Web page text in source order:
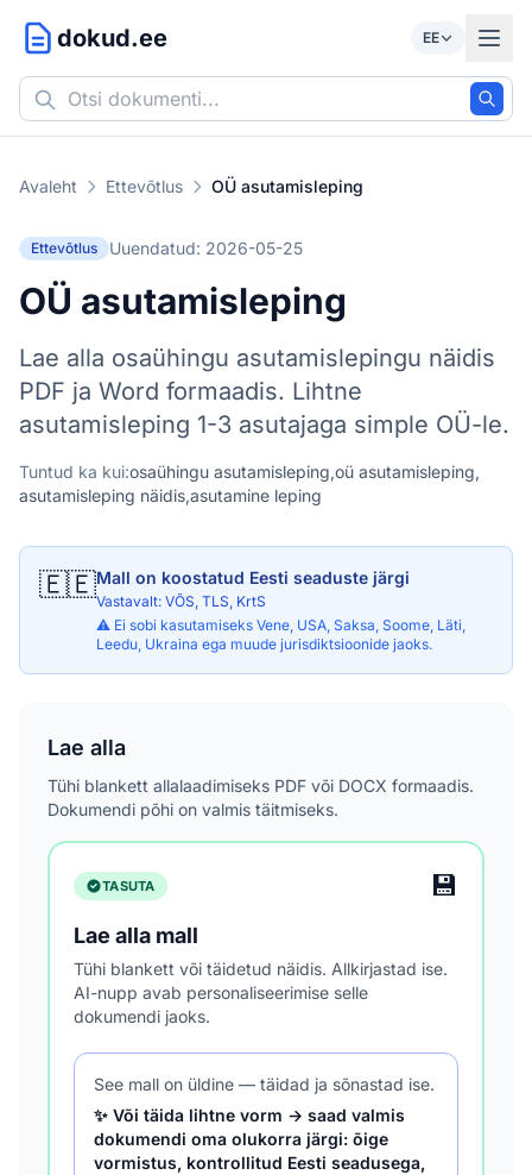
dokud.ee EE
Avaleht Ettevõtlus OÜ asutamisleping
Ettevõtlus Uuendatud: 2026-05-25
OÜ asutamisleping
Lae alla osaühingu asutamislepingu näidis
PDF ja Word formaadis. Lihtne
asutamisleping 1-3 asutajaga simple OÜ-le.
Tuntud ka kui:osaühingu asutamisleping,oü asutamisleping,
asutamisleping näidis,asutamine leping
🇪🇪Mall on koostatud Eesti seaduste järgi
Vastavalt: VÕS, TLS, KrtS
⚠️ Ei sobi kasutamiseks Vene, USA, Saksa, Soome, Läti,
Leedu, Ukraina ega muude jurisdiktsioonide jaoks.
Lae alla
Tühi blankett allalaadimiseks PDF või DOCX formaadis.
Dokumendi põhi on valmis täitmiseks.
TASUTA 💾
Lae alla mall
Tühi blankett või täidetud näidis. Allkirjastad ise.
AI-nupp avab personaliseerimise selle
dokumendi jaoks.
See mall on üldine — täidad ja sõnastad ise.
✨ Või täida lihtne vorm → saad valmis
dokumendi oma olukorra järgi: õige
vormistus, kontrollitud Eesti seadusega,